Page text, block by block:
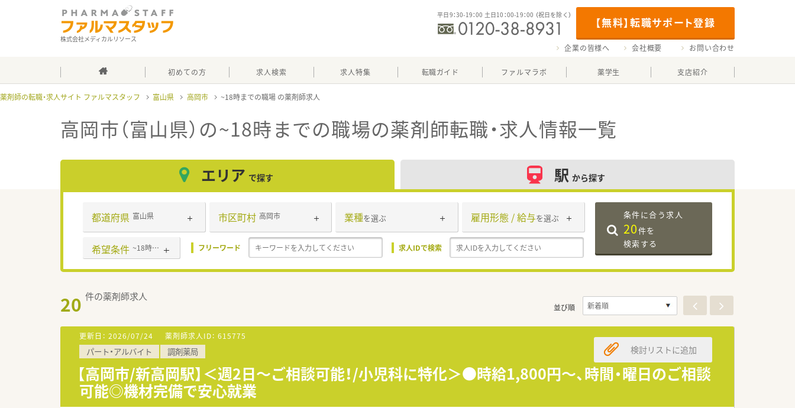
株式会社メディカルリソース
【無料】転職サポート登録
平日9：30-19：00 土日10：00-19：00 （祝日を除く）
企業の皆様へ 会社概要 お問い合わせ
初めての方 求人検索 求人特集 転職ガイド ファルマラボ 薬学生 支店紹介
薬剤師の転職・求人サイト ファルマスタッフ 富山県 高岡市 ~18時までの職場
高岡市（富山県）の~18時までの職場の薬剤師転職・求人情報一覧
エリア で探す 駅 から探す
都道府県 富山県 市区町村 高岡市 業種を選ぶ 雇用形態 / 給与を選ぶ
希望条件 ~18時までの職場 フリーワード 求人IDで検索
条件に合う求人
20件を
検索する
20 件の薬剤師求人
並び順
更新日： 2026/07/24 薬剤師求人ID： 615775
パート・アルバイト 調剤薬局
【高岡市/新高岡駅】＜週2日～ご相談可能！/小児科に特化＞●時給1,800円～、時間・曜日のご相談
可能◎機材完備で安心就業
検討リストに追加